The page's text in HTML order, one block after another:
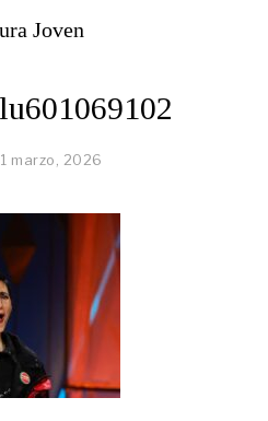
Joven
1 marzo, 2026